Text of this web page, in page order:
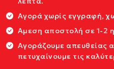
Αγορά χωρίς εγγραφή,
Αμεση αποστολή σε 1-2
Αγοράζουμε απευθείας
πετυχαίνουμε τις